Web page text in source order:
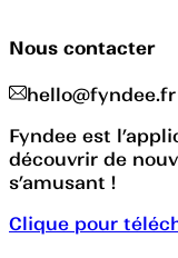
Nous contacter
hello@fyndee.fr
Fyndee est
découvrir de
s’amusant !
Clique pour